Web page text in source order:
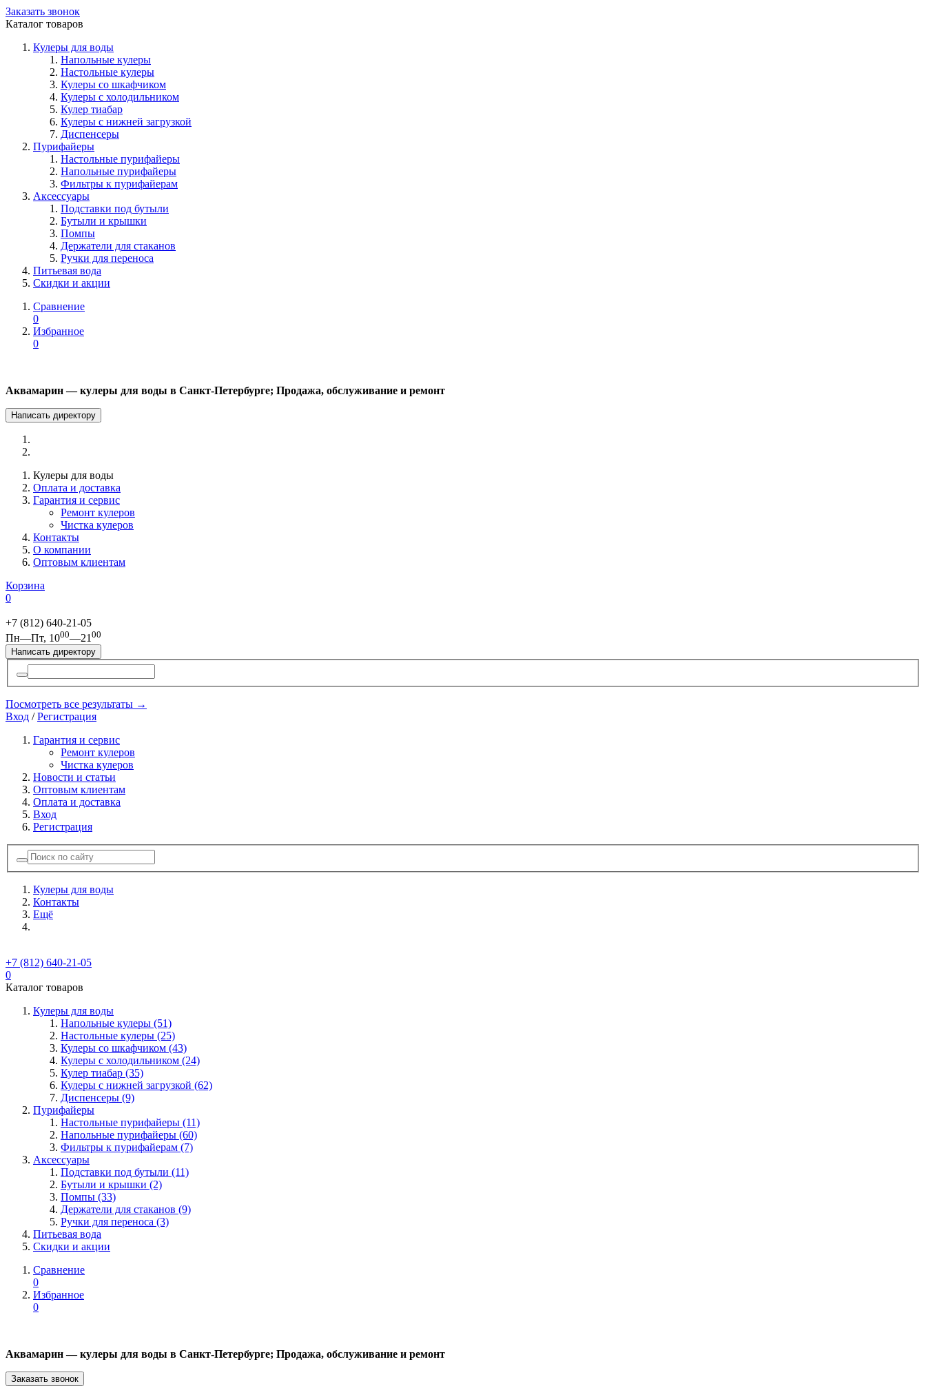
Заказать звонок
Каталог товаров
Кулеры для воды
Напольные кулеры
Настольные кулеры
Кулеры со шкафчиком
Кулеры с холодильником
Кулер тиабар
Кулеры с нижней загрузкой
Диспенсеры
Пурифайеры
Настольные пурифайеры
Напольные пурифайеры
Фильтры к пурифайерам
Аксессуары
Подставки под бутыли
Бутыли и крышки
Помпы
Держатели для стаканов
Ручки для переноса
Питьевая вода
Скидки и акции
Сравнение
0
Избранное
0
Аквамарин — кулеры для воды в Санкт-Петербурге; Продажа, обслуживание и ремонт
Написать директору
Кулеры для воды
Оплата и доставка
Гарантия и сервис
Ремонт кулеров
Чистка кулеров
Контакты
О компании
Оптовым клиентам
Корзина
0
+7 (812) 640-21-05
Пн—Пт, 1000—21 00
Написать директору
Посмотреть все результаты →
Вход /Регистрация
Гарантия и сервис
Ремонт кулеров
Чистка кулеров
Новости и статьи
Оптовым клиентам
Оплата и доставка
Вход
Регистрация
Кулеры для воды
Контакты
Ещё
+7 (812) 640-21-05
0
Каталог товаров
Кулеры для воды
Напольные кулеры (51)
Настольные кулеры (25)
Кулеры со шкафчиком (43)
Кулеры с холодильником (24)
Кулер тиабар (35)
Кулеры с нижней загрузкой (62)
Диспенсеры (9)
Пурифайеры
Настольные пурифайеры (11)
Напольные пурифайеры (60)
Фильтры к пурифайерам (7)
Аксессуары
Подставки под бутыли (11)
Бутыли и крышки (2)
Помпы (33)
Держатели для стаканов (9)
Ручки для переноса (3)
Питьевая вода
Скидки и акции
Сравнение
0
Избранное
0
Аквамарин — кулеры для воды в Санкт-Петербурге; Продажа, обслуживание и ремонт
Заказать звонок